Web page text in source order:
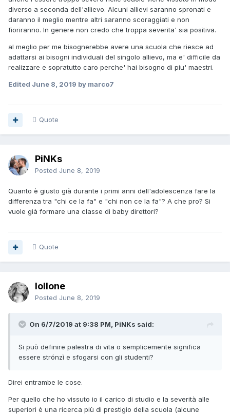
diverso a seconda dell'allievo. Alcuni allievi saranno spronati e
daranno il meglio mentre altri saranno scoraggiati e non
fioriranno. In genere non credo che troppa severita' sia positiva.
al meglio per me bisognerebbe avere una scuola che riesce ad
adattarsi ai bisogni individuali del singolo allievo, ma e' difficile da
realizzare e sopratutto caro perche' hai bisogno di piu' maestri.
Edited June 8, 2019 by marco7
Quote
PiNKs
Posted June 8, 2019
Quanto è giusto già durante i primi anni dell'adolescenza fare la
differenza tra "chi ce la fa" e "chi non ce la fa"? A che pro? Si
vuole già formare una classe di baby direttori?
Quote
lollone
Posted June 8, 2019
On 6/7/2019 at 9:38 PM, PiNKs said:
Si può definire palestra di vita o semplicemente significa
essere strónzì e sfogarsi con gli studenti?
Direi entrambe le cose.
Per quello che ho vissuto io il carico di studio e la severità alle
superiori è una ricerca più di prestigio della scuola (alcune